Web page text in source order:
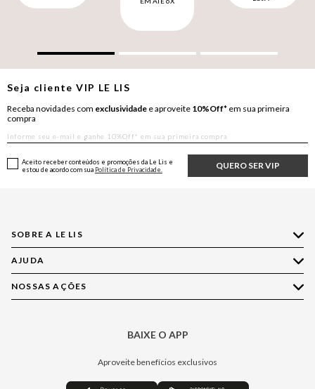
Seja clienteVIP LE LIS
Receba novidades com exclusividade e aproveite 10%Off* em sua primeira
compra
QUERO SER VIP
Aceito receber conteúdos e promoções da Le Lis e
estou de acordo com sua Política de Privacidade.
SOBRE A LE LIS
Quem Somos
Nossas Lojas
Política de Privacidade
AJUDA
Compre pelo WhatsApp
Central de Relacionamento
NOSSAS AÇÕES
BAIXE O APP
Aproveite benefícios exclusivos